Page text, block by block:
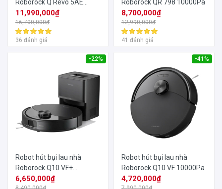
Roborock Q Revo 5AE
12000Pa
11,990,000₫
16,700,000₫
36 đánh giá
Roborock QR 798 10000Pa
8,700,000₫
12,990,000₫
41 đánh giá
-22%
Robot hút bụi lau nhà
Roborock Q10 VF+
10000Pa
6,650,000₫
-41%
Robot hút bụi lau nhà
Roborock Q10 VF 10000Pa
4,720,000₫